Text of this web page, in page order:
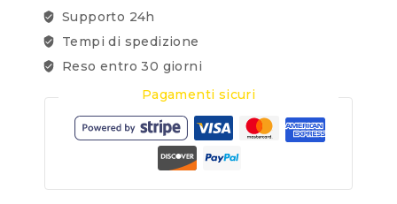
Supporto 24h
Tempi di spedizione
Reso entro 30 giorni
Pagamenti sicuri